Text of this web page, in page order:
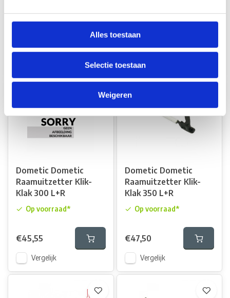
Alles toestaan
Selectie toestaan
Weigeren
Op voorraad* Op voorraad*
Vergelijk
Dometic Dometic
Raamuitzetter Klik-
Klak 300 L+R
Op voorraad*
€45,55
Vergelijk
Dometic Dometic
Raamuitzetter Klik-
Klak 350 L+R
Op voorraad*
€47,50
Vergelijk